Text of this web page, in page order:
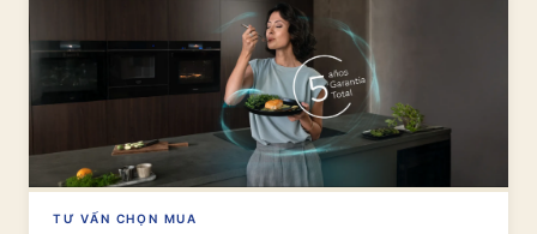
TƯ VẤN CHỌN MUA